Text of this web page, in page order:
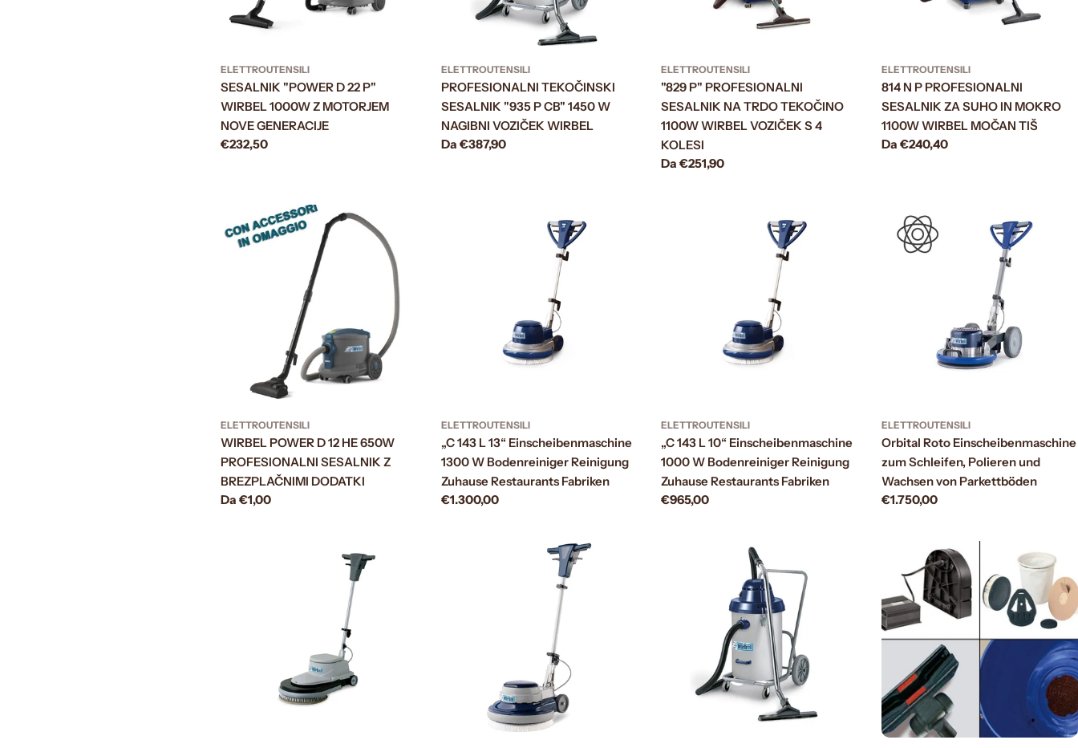
ELETTROUTENSILI
SESALNIK "POWER D 22 P"
WIRBEL 1000W Z MOTORJEM
NOVE GENERACIJE
Prezzo
€232,50
ELETTROUTENSILI
PROFESIONALNI TEKOČINSKI
SESALNIK "935 P CB" 1450 W
NAGIBNI VOZIČEK WIRBEL
Prezzo
Da €387,90
ELETTROUTENSILI
"829 P" PROFESIONALNI
SESALNIK NA TRDO TEKOČINO
1100W WIRBEL VOZIČEK S 4
KOLESI
Prezzo
Da €251,90
ELETTROUTENSILI
814 N P PROFESIONALNI
SESALNIK ZA SUHO IN MOKRO
1100W WIRBEL MOČAN TIŠ
Prezzo
Da €240,40
ELETTROUTENSILI
WIRBEL POWER D 12 HE 650W
PROFESIONALNI SESALNIK Z
BREZPLAČNIMI DODATKI
Prezzo
Da €1,00
ELETTROUTENSILI
„C 143 L 13“ Einscheibenmaschine
1300 W Bodenreiniger Reinigung
Zuhause Restaurants Fabriken
Prezzo
€1.300,00
ELETTROUTENSILI
„C 143 L 10“ Einscheibenmaschine
1000 W Bodenreiniger Reinigung
Zuhause Restaurants Fabriken
Prezzo
€965,00
ELETTROUTENSILI
Orbital Roto Einscheibenmaschine
zum Schleifen, Polieren und
Wachsen von Parkettböden
Prezzo
€1.750,00